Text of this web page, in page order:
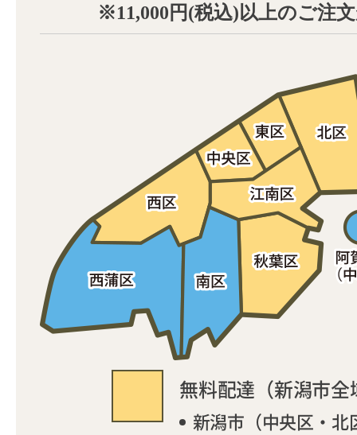
※11,000円(税込)以上のご注
無料配達（新潟市全
新潟市（中央区・北